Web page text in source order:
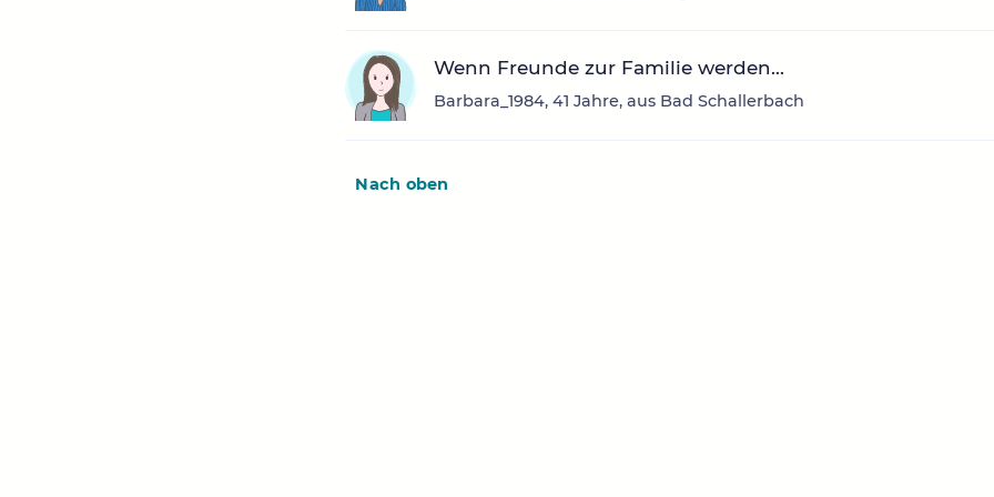
Wenn Freunde zur Familie werden...
Barbara_1984, 41 Jahre, aus Bad Schallerbach
Nach oben